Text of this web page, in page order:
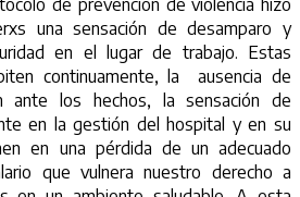
una sensación de desamparo y
en el lugar de trabajo. Estas
continuamente, la ausencia de
ante los hechos, la sensación de
en la gestión del hospital y en su
en una pérdida de un adecuado
que vulnera nuestro derecho a